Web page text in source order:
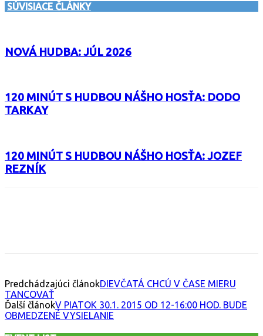
SÚVISIACE ČLÁNKY
NOVÁ HUDBA: JÚL 2026
120 MINÚT S HUDBOU NÁŠHO HOSŤA: DODO
TARKAY
120 MINÚT S HUDBOU NÁŠHO HOSŤA: JOZEF
REZNÍK
Predchádzajúci článokDIEVČATÁ CHCÚ V ČASE MIERU
TANCOVAŤ
Ďalší článokV PIATOK 30.1. 2015 OD 12-16:00 HOD. BUDE
OBMEDZENÉ VYSIELANIE